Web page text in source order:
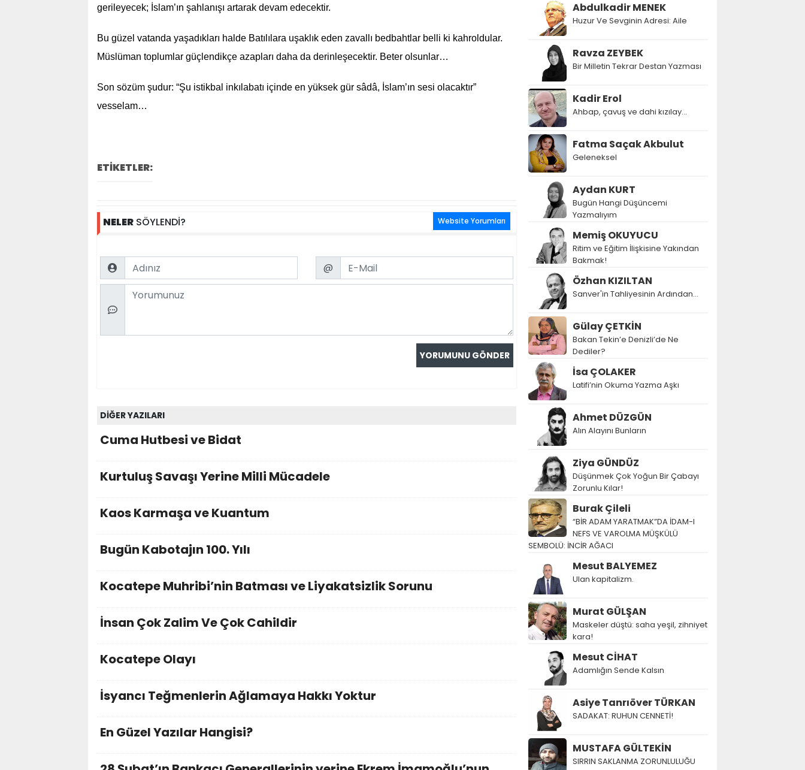
gerileyecek; İslam’ın şahlanışı artarak devam edecektir.
Bu güzel vatanda yaşadıkları halde Batılılara uşaklık eden zavallı bedbahtlar belli ki kahroldular.
Müslüman toplumlar güçlendikçe azapları daha da derinleşecektir. Beter olsunlar…
Son sözüm şudur: “Şu istikbal inkılabatı içinde en yüksek gür sâdâ, İslam’ın sesi olacaktır”
vesselam…
ETİKETLER:
NELER SÖYLENDİ? Website Yorumları
Name Email
@
Comment
DİĞER YAZILARI
Cuma Hutbesi ve Bidat
Kurtuluş Savaşı Yerine Milli Mücadele
Kaos Karmaşa ve Kuantum
Bugün Kabotajın 100. Yılı
Kocatepe Muhribi’nin Batması ve Liyakatsizlik Sorunu
İnsan Çok Zalim Ve Çok Cahildir
Kocatepe Olayı
İsyancı Teğmenlerin Ağlamaya Hakkı Yoktur
En Güzel Yazılar Hangisi?
Abdulkadir MENEK
Huzur Ve Sevginin Adresi: Aile
Ravza ZEYBEK
Bir Milletin Tekrar Destan Yazması
Kadir Erol
Ahbap, çavuş ve dahi kızılay...
Fatma Saçak Akbulut
Geleneksel
Aydan KURT
Bugün Hangi Düşüncemi
Yazmalıyım
Memiş OKUYUCU
Ritim ve Eğitim İlişkisine Yakından
Bakmak!
Özhan KIZILTAN
Sanver'in Tahliyesinin Ardından…
Gülay ÇETKİN
Bakan Tekin’e Denizli’de Ne
Dediler?
İsa ÇOLAKER
Latifi’nin Okuma Yazma Aşkı
Ahmet DÜZGÜN
Alın Alayını Bunların
Ziya GÜNDÜZ
Düşünmek Çok Yoğun Bir Çabayı
Zorunlu Kılar!
Burak Çileli
“BİR ADAM YARATMAK”DA İDAM-I
NEFS VE VAROLMA MÜŞKÜLÜ
SEMBOLÜ: İNCİR AĞACI
Mesut BALYEMEZ
Ulan kapitalizm.
Murat GÜLŞAN
Maskeler düştü: saha yeşil, zihniyet
kara!
Mesut CİHAT
Adamlığın Sende Kalsın
Asiye Tanrıöver TÜRKAN
SADAKAT: RUHUN CENNETİ!
MUSTAFA GÜLTEKİN
SIRRIN SAKLANMA ZORUNLULUĞU